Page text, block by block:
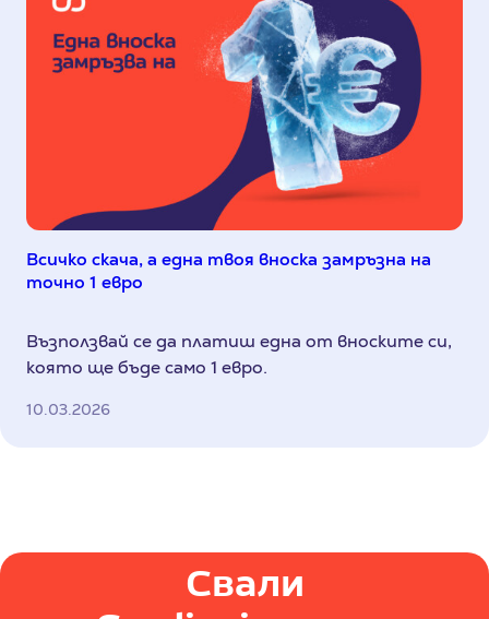
Всичко скача, а една твоя вноска замръзна на
точно 1 евро
Възползвай се да платиш една от вноските си,
която ще бъде само 1 евро.
10.03.2026
Свали